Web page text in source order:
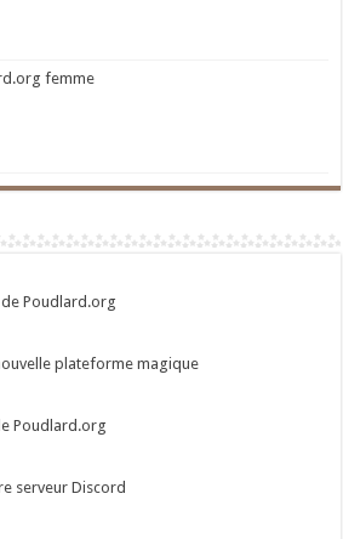
femme
Poudlard.org
plateforme magique
Poudlard.org
serveur Discord